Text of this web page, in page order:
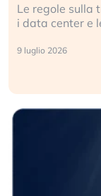
Le regole sulla
i data center e
9 luglio 2026